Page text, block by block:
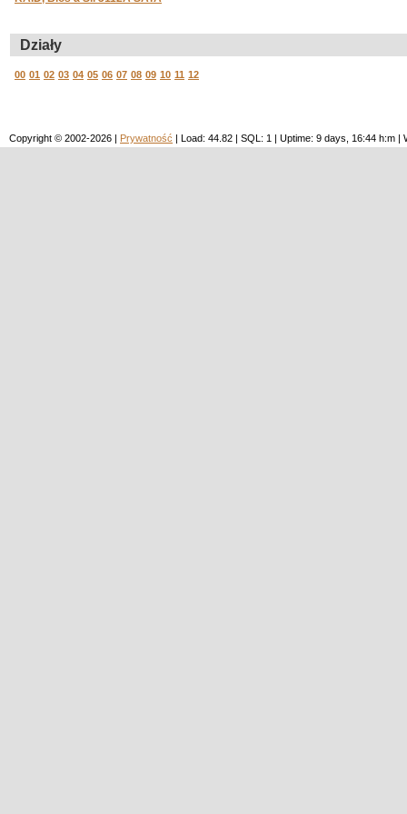
Działy
00 01 02 03 04 05 06 07 08 09 10 11 12
Copyright © 2002-2026 | Prywatność | Load: 44.82 | SQL: 1 | Uptime: 9 days, 16:44 h:m